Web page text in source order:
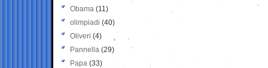
Obama (11)
olimpiadi (40)
Oliveri (4)
Pannella (29)
Papa (33)